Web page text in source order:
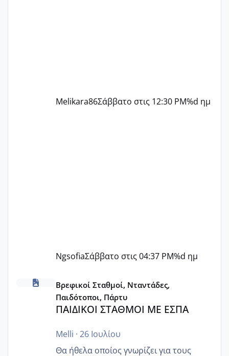
Melikara86Σάββατο στις 12:30 PM%d ημ
NgsofiaΣάββατο στις 04:37 PM%d ημ
ΠΑΙΔΙΚΟΙ ΣΤΑΘΜΟΙ ΜΕ ΕΣΠΑ
Βρεφικοί Σταθμοί, Νταντάδες,
Παιδότοποι, Πάρτυ
ΠΑΙΔΙΚΟΙ ΣΤΑΘΜΟΙ ΜΕ ΕΣΠΑ
Melli · 26 Ιουλίου
Θα ήθελα οποίος γνωρίζει για τους